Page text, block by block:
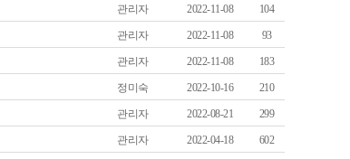
관리자 2022-11-08 104
관리자 2022-11-08 93
관리자 2022-11-08 183
정미숙 2022-10-16 210
관리자 2022-08-21 299
관리자 2022-04-18 602